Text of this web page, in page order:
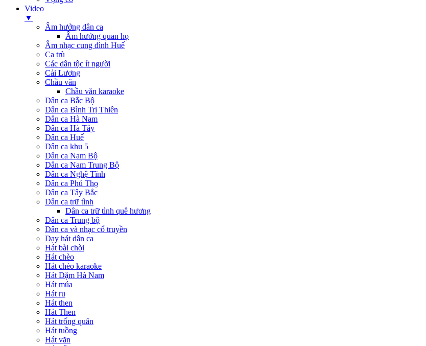
Video
▼
Âm hưởng dân ca
Âm hưởng quan họ
Âm nhạc cung đình Huế
Ca trù
Các dân tộc ít người
Cải Lương
Chầu văn
Chầu văn karaoke
Dân ca Bắc Bộ
Dân ca Bình Trị Thiên
Dân ca Hà Nam
Dân ca Hà Tây
Dân ca Huế
Dân ca khu 5
Dân ca Nam Bộ
Dân ca Nam Trung Bộ
Dân ca Nghệ Tĩnh
Dân ca Phú Thọ
Dân ca Tây Bắc
Dân ca trữ tình
Dân ca trữ tình quê hương
Dân ca Trung bộ
Dân ca và nhạc cổ truyền
Dạy hát dân ca
Hát bài chòi
Hát chèo
Hát chèo karaoke
Hát Dặm Hà Nam
Hát múa
Hát ru
Hát then
Hát Then
Hát trống quân
Hát tuồng
Hát văn